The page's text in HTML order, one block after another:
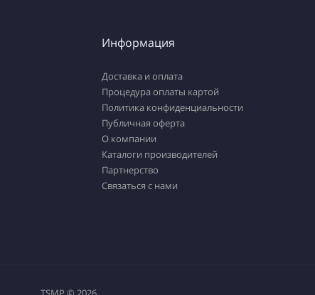
Информация
Доставка и оплата
Процедура оплаты картой
Политика конфиденциальности
Публичная оферта
О компании
Каталоги производителей
Партнерство
Связаться с нами